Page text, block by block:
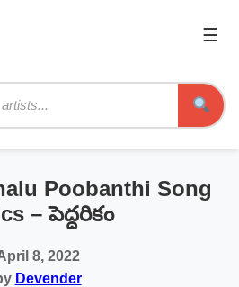
☰
Poobanthi Song
– పెద్దరికం
8, 2022
Devender